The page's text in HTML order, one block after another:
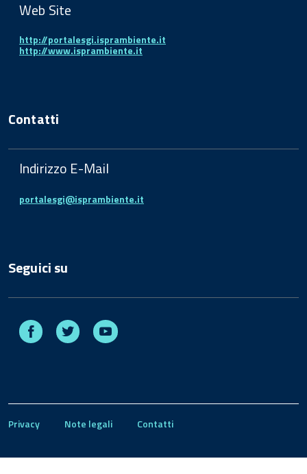
Web Site
http://portalesgi.isprambiente.it
http://www.isprambiente.it
Contatti
Indirizzo E-Mail
portalesgi@isprambiente.it
Seguici su
Facebook Twitter
Privacy Note legali Contatti